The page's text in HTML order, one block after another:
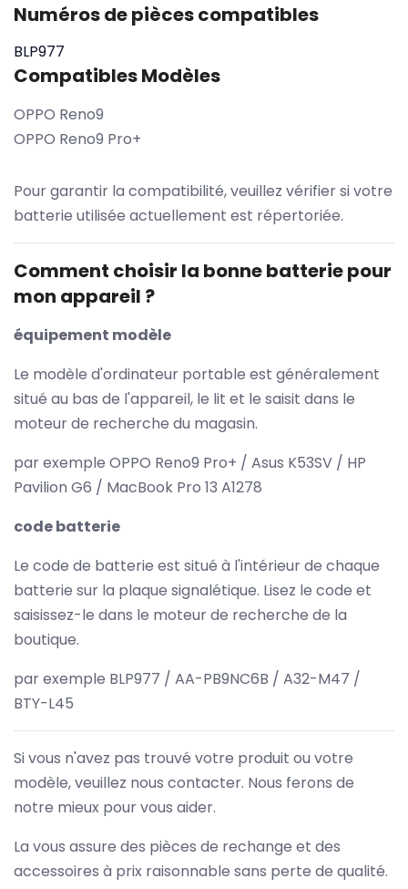
Numéros de pièces compatibles
BLP977
Compatibles Modèles
OPPO Reno9
OPPO Reno9 Pro+
Pour garantir la compatibilité, veuillez vérifier si votre
batterie utilisée actuellement est répertoriée.
Comment choisir la bonne batterie pour
mon appareil ?
équipement modèle
Le modèle d'ordinateur portable est généralement
situé au bas de l'appareil, le lit et le saisit dans le
moteur de recherche du magasin.
par exemple OPPO Reno9 Pro+ / Asus K53SV / HP
Pavilion G6 / MacBook Pro 13 A1278
code batterie
Le code de batterie est situé à l'intérieur de chaque
batterie sur la plaque signalétique. Lisez le code et
saisissez-le dans le moteur de recherche de la
boutique.
par exemple BLP977 / AA-PB9NC6B / A32-M47 /
BTY-L45
Si vous n'avez pas trouvé votre produit ou votre
modèle, veuillez nous contacter. Nous ferons de
notre mieux pour vous aider.
La vous assure des pièces de rechange et des
accessoires à prix raisonnable sans perte de qualité.